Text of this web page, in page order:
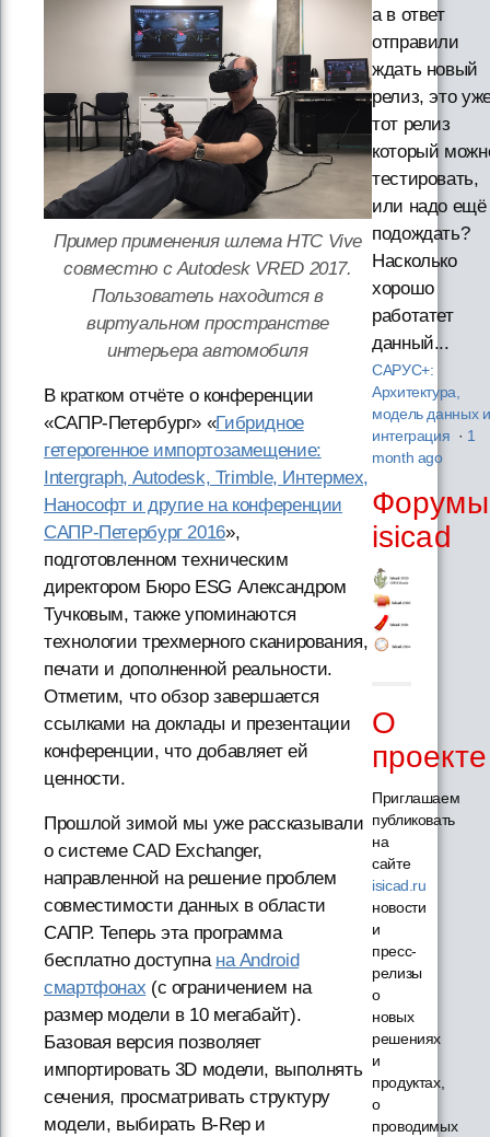
Пример применения шлема HTC Vive
совместно с Autodesk VRED 2017.
Пользователь находится в
виртуальном пространстве
интерьера автомобиля
В кратком отчёте о конференции
«САПР-Петербург» «Гибридное
гетерогенное импортозамещение:
Intergraph, Autodesk, Trimble, Интермех,
Нанософт и другие на конференции
САПР-Петербург 2016»,
подготовленном техническим
директором Бюро ESG Александром
Тучковым, также упоминаются
технологии трехмерного сканирования,
печати и дополненной реальности.
Отметим, что обзор завершается
ссылками на доклады и презентации
конференции, что добавляет ей
ценности.
Прошлой зимой мы уже рассказывали
о системе CAD Exchanger,
направленной на решение проблем
совместимости данных в области
САПР. Теперь эта программа
бесплатно доступна на Android
смартфонах (с ограничением на
размер модели в 10 мегабайт).
Базовая версия позволяет
импортировать 3D модели, выполнять
сечения, просматривать структуру
модели, выбирать B-Rep и
а в ответ
отправили
ждать новый
релиз, это
тот релиз
который
тестировать,
или надо ещё
подождать?
Насколько
хорошо
работатет
данный...
САРУС+:
Архитектура,
модель данных и
интеграция · 1
month ago
Форумы
isicad
О
проекте
Приглашаем
публиковать
на
сайте
isicad.ru
новости
и
пресс-
релизы
о
новых
решениях
и
продуктах,
о
проводимых